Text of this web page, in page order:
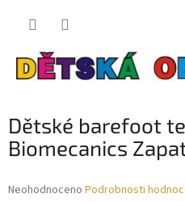
Dětské barefoot
Biomecanics
Průměrné
Neohodnoceno Podrobnosti